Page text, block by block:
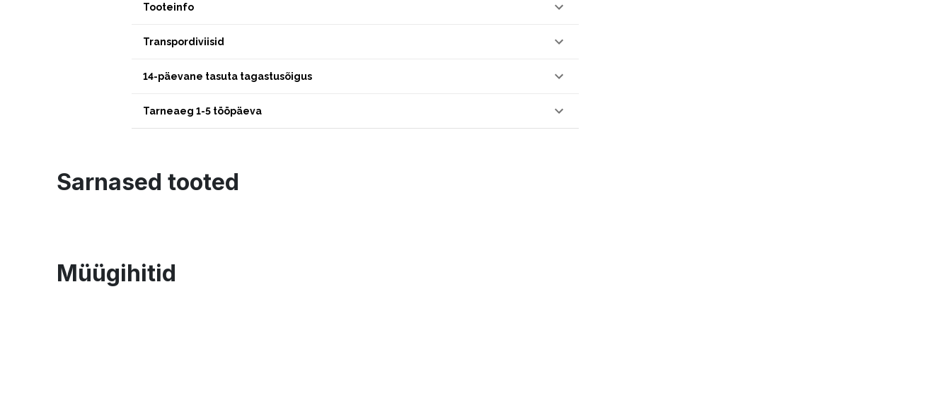
Tooteinfo
Transpordiviisid
14-päevane tasuta tagastusõigus
Tarneaeg 1-5 tööpäeva
Sarnased tooted
Müügihitid